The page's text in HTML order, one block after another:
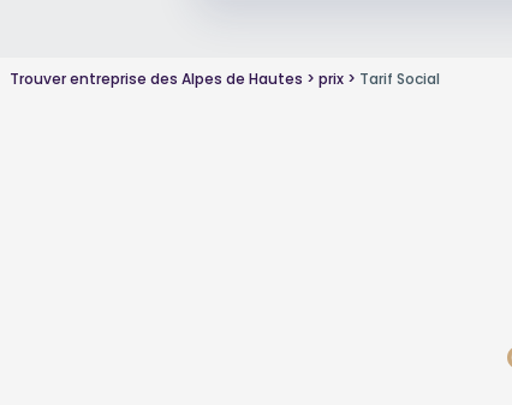
Trouver entreprise des Alpes de Hautes prix Tarif Social